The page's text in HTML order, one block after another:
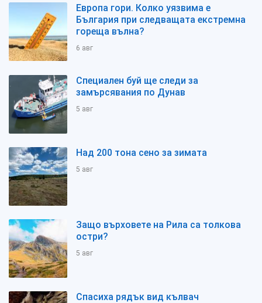
Европа гори. Колко уязвима е
България при следващата екстремна
гореща вълна?
6 авг
Специален буй ще следи за
замърсявания по Дунав
5 авг
Над 200 тона сено за зимата
5 авг
Защо върховете на Рила са толкова
остри?
5 авг
Спасиха рядък вид кълвач